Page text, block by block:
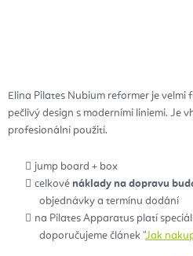
Elina Pilates Nubium reformer je velmi
pečlivý design s moderními liniemi. Je
profesionální použití.
jump board + box
celkové náklady na dopravu
objednávky a termínu dodání
na Pilates Apparatus platí
doporučujeme článek "Jak